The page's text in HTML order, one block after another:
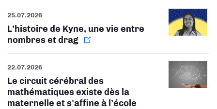
25.07.2026
L’histoire de Kyne, une vie entre
nombres et drag
22.07.2026
Le circuit cérébral des
mathématiques existe dès la
maternelle et s'affine à l’école